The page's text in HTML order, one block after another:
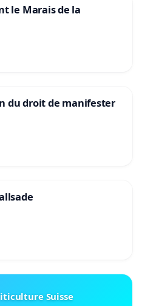
le Marais de la
du droit de manifester
Suisse